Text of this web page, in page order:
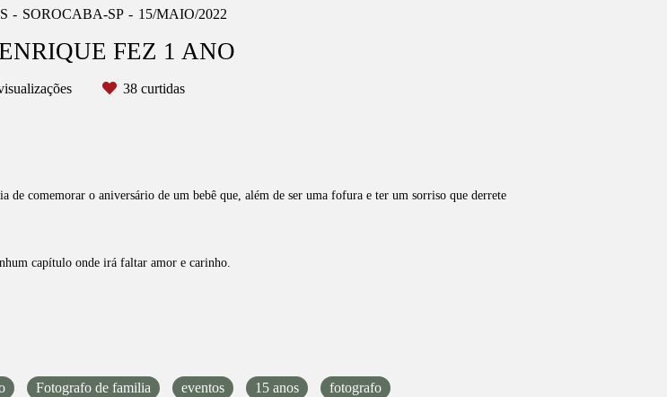
SOROCABA-SP 15/MAIO/2022
FEZ 1 ANO
38curtidas
comemorar o aniversário de um bebê que, além de ser uma fofura e ter um sorriso que derrete
capítulo onde irá faltar amor e carinho.
Fotografo de familia eventos 15 anos fotografo